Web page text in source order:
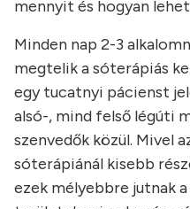
mennyit és hogyan
Minden nap 2-3
megtelik a sóterápiás
egy tucatnyi pácienst
alsó-, mind felső légúti
szenvedők közül. Mivel
sóterápiánál kisebb
ezek mélyebbre jutnak